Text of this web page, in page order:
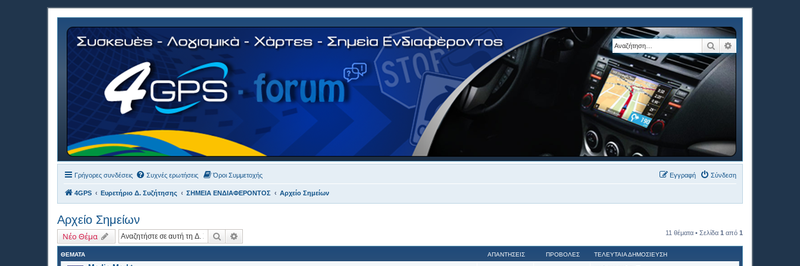
Αναζήτηση
Γρήγορες συνδέσεις Συχνές ερωτήσεις Όροι Συμμετοχής Σύνδεση
Εγγραφή
4GPS Ευρετήριο Δ. Συζήτησης ΣΗΜΕΙΑ ΕΝΔΙΑΦΕΡΟΝΤΟΣ Αρχείο Σημείων
Αρχείο Σημείων
Νέο Θέμα Αναζήτηση 11 θέματα • Σελίδα 1 από 1
ΘΈΜΑΤΑ ΑΠΑΝΤΉΣΕΙΣ ΠΡΟΒΟΛΈΣ ΤΕΛΕΥΤΑΊΑ ΔΗΜΟΣΊΕΥΣΗ